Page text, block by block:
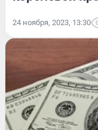
24 ноября, 2023, 13:30